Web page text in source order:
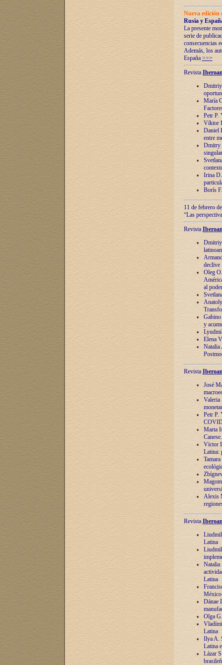
Nueva
Rusia y
La presente
serie de
consecuencias
Además, los
España >>>
Revista
Dmitriy
María
Petr P.
Víktor
Daniel
entre
Dmitry
Irina
Borís
11 de febrero
“Las
Revista
Dmitriy
declive
Oleg
al poder
y
Elena
Natalia
Revista
José
Valeria
Petr P.
Marta
Víctor
Latina:
Alexis
Revista
Latina
Natalia
Latina
México
Dánae
Olga
Latina
Ilya A.
Latina
Lázar